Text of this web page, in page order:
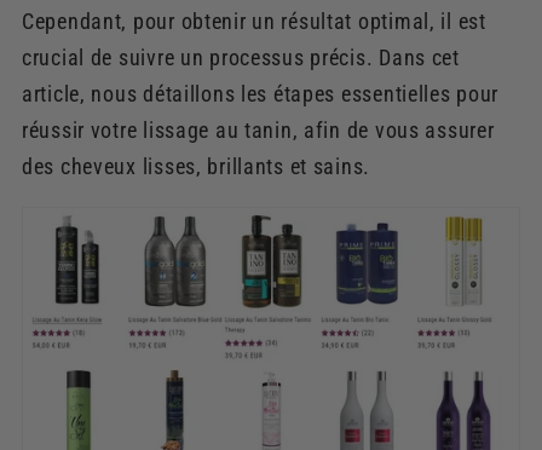
Cependant, pour obtenir un résultat optimal, il est
crucial de suivre un processus précis. Dans cet
article, nous détaillons les étapes essentielles pour
réussir votre lissage au tanin, afin de vous assurer
des cheveux lisses, brillants et sains.